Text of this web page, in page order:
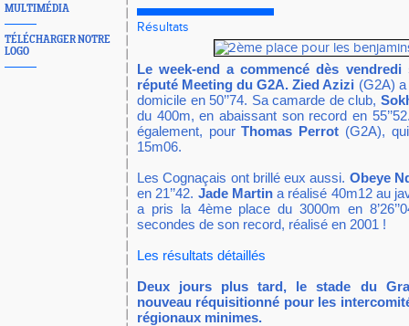
MULTIMÉDIA
TÉLÉCHARGER NOTRE
LOGO
Résultats
Le week-end a commencé dès
réputé Meeting du G2A. Zied Azizi (G2A)
domicile en 50’’74. Sa camarde de club,
du 400m, en abaissant son record en
également, pourThomas Perrot (G2A),
15m06.
Les Cognaçais ont brillé eux aussi. Obeye
en 21’’42. Jade Martina réalisé 40m12 au
a pris la 4ème place du 3000m en
secondes de son record, réalisé en 2001 !
Les résultats détaillés
Deux jours plus tard, le stade du
nouveau réquisitionné pour les
régionaux minimes.